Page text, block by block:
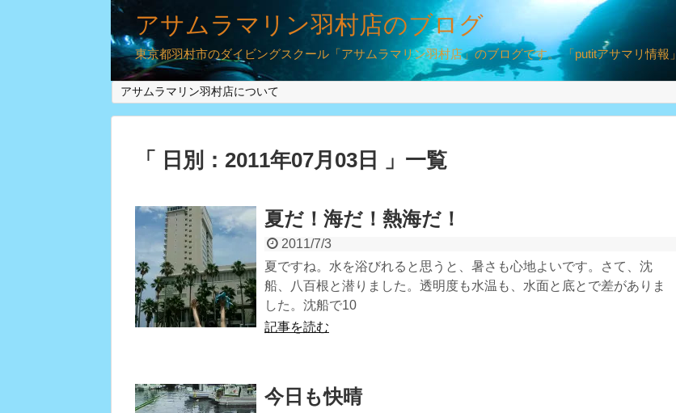
アサムラマリン羽村店のブログ
東京都羽村市のダイビングスクール「アサムラマリン羽村店」のブログです。 「putitアサマリ情報」
アサムラマリン羽村店について
「 日別：2011年07月03日 」一覧
夏だ！海だ！熱海だ！
2011/7/3
夏ですね。水を浴びれると思うと、暑さも心地よいです。さて、沈
船、八百根と潜りました。透明度も水温も、水面と底とで差がありま
した。沈船で10
記事を読む
今日も快晴